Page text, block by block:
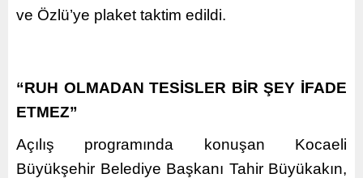
ve Özlü’ye plaket taktim edildi.
“RUH OLMADAN TESİSLER BİR ŞEY İFADE
ETMEZ”
Açılış programında konuşan Kocaeli
Büyükşehir Belediye Başkanı Tahir Büyükakın,